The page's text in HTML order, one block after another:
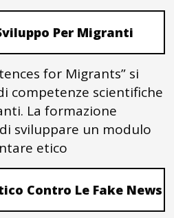
Per Migranti
for Migrants” si
competenze scientifiche
La formazione
sviluppare un modulo
etico
Contro Le Fake News